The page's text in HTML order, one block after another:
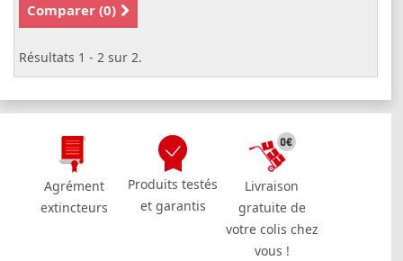
Comparer (0)
Résultats 1 - 2 sur 2.
Agrément
extincteurs
Produits testés
et garantis
Livraison
gratuite de
votre colis chez
vous !